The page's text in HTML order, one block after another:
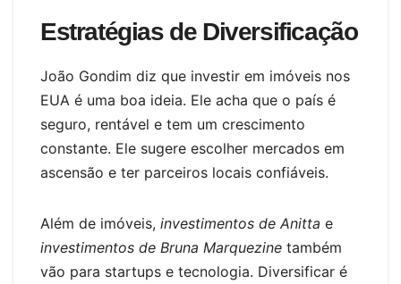
Estratégias de Diversificação
João Gondim diz que investir em imóveis nos
EUA é uma boa ideia. Ele acha que o país é
seguro, rentável e tem um crescimento
constante. Ele sugere escolher mercados em
ascensão e ter parceiros locais confiáveis.
Além de imóveis, investimentos de Anitta e
investimentos de Bruna Marquezine também
vão para startups e tecnologia. Diversificar é